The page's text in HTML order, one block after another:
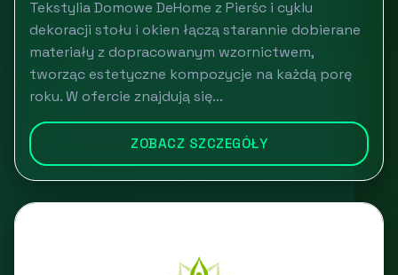
Tekstylia Domowe DeHome z Pierśc i cyklu
dekoracji stołu i okien łączą starannie dobierane
materiały z dopracowanym wzornictwem,
tworząc estetyczne kompozycje na każdą porę
roku. W ofercie znajdują się...
ZOBACZ SZCZEGÓŁY